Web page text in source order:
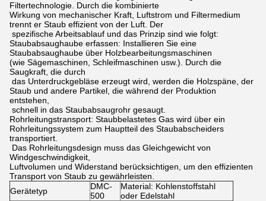
Filtertechnologie. Durch die kombinierte
Wirkung von mechanischer Kraft, Luftstrom und Filtermedium
trennt er Staub effizient von der Luft. Der
spezifische Arbeitsablauf und das Prinzip sind wie folgt:
Staubabsaughaube erfassen: Installieren Sie eine
Staubabsaughaube über Holzbearbeitungsmaschinen
(wie Sägemaschinen, Schleifmaschinen usw.). Durch die
Saugkraft, die durch
das Unterdruckgebläse erzeugt wird, werden die Holzspäne, der
Staub und andere Partikel, die während der Produktion
entstehen,
schnell in das Staubabsaugrohr gesaugt.
Rohrleitungstransport: Staubbelastetes Gas wird über ein
Rohrleitungssystem zum Hauptteil des Staubabscheiders
transportiert.
Das Rohrleitungsdesign muss das Gleichgewicht von
Windgeschwindigkeit,
Luftvolumen und Widerstand berücksichtigen, um den effizienten
Transport von Staub zu gewährleisten.
Gerätetyp
DMC-
500
Material: Kohlenstoffstahl
oder Edelstahl